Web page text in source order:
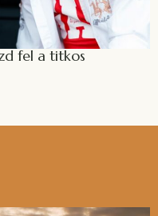
fel a titkos